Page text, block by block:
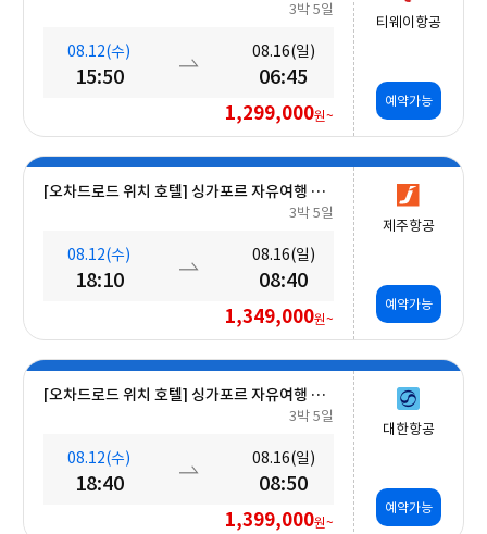
3박 5일
08.12(수)
15:50
08.16(일)
06:45
1,299,000원~
티웨이항공
예약가능
[오차드로드 위치 호텔] 싱가포르 자유여행 5일 #조식포함
3박 5일
08.12(수)
18:10
08.16(일)
08:40
1,349,000원~
제주항공
예약가능
[오차드로드 위치 호텔] 싱가포르 자유여행 5일 #조식포함
3박 5일
08.12(수)
18:40
08.16(일)
08:50
1,399,000원~
대한항공
예약가능